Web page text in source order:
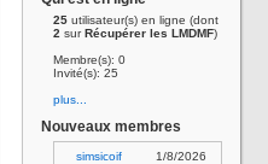
25 utilisateur(s) en ligne (dont
2 surRécupérer les LMDMF)
Membre(s): 0
Invité(s): 25
plus...
Nouveaux membres
simsicoif
1/8/2026